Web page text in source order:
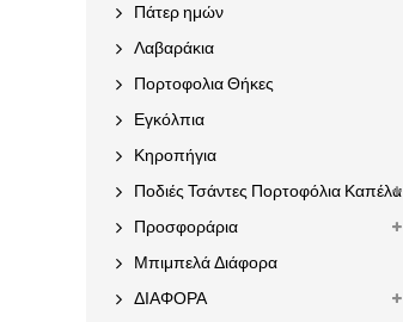
Πάτερ ημών
Λαβαράκια
Πορτοφολια Θήκες
Εγκόλπια
Κηροπήγια
Ποδιές Τσάντες Πορτοφόλια Καπέλα
Προσφοράρια
Μπιμπελά Διάφορα
ΔΙΑΦΟΡΑ